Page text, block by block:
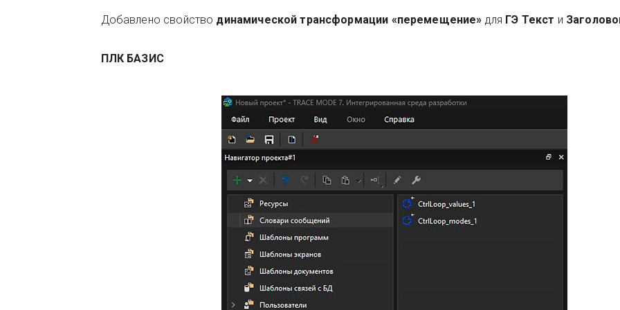
Добавлено свойство динамической трансформации «перемещение» для ГЭ Текст и
ПЛК БАЗИС